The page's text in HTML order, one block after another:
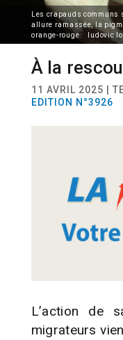
Les crapauds
allure ramassée, la
orange-rouge. ludovic
À la
11 AVRIL 2025 |
EDITION N°3926
L’action de
migrateurs